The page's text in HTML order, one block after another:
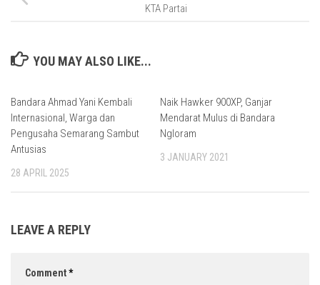
KTA Partai
YOU MAY ALSO LIKE...
Bandara Ahmad Yani Kembali
Internasional, Warga dan
Pengusaha Semarang Sambut
Antusias
28 APRIL 2025
Naik Hawker 900XP, Ganjar
Mendarat Mulus di Bandara
Ngloram
3 JANUARY 2021
LEAVE A REPLY
Comment*